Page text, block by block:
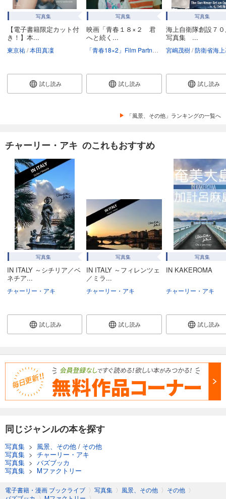
写真集
【電子書籍限定カット付
き！】本...
東京祐 本田真凜
試し読み
写真集
映画「青春１８×２ 君
へと続く...
今村圭佑 江毓軒
試し読み
写真集
海上自衛隊創設７
写真集 ...
宮嶋茂樹 防衛省海上幕僚監部総務部総務
試し読み
「風景、その他」ランキングの一覧へ
チャーリー・アキ のこれもおすすめ
写真集
IN ITALY ～シチリア／ベ
ネチア...
チャーリー・アキ
試し読み
写真集
IN ITALY ～フィレンツェ
／ミラ...
チャーリー・アキ
試し読み
写真集
IN KAKEROMA
チャーリー・アキ
試し読み
同じジャンルの本を探す
写真集 > 風景、その他 / その他
写真集 > チャーリー・アキ
写真集 > バズブッカ
写真集 > Mファクトリー
電子書籍・漫画 ブックライブ 〉 写真集 〉 風景、その他 〉 その他 〉